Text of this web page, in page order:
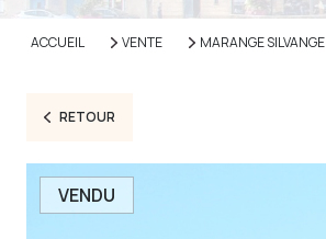
ACCUEIL VENTE MARANGE SILVANGE
RETOUR
VENDU